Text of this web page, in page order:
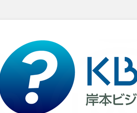
岸本ビジネス
小さな会社・小さなお店のIT経営をナビゲーショ